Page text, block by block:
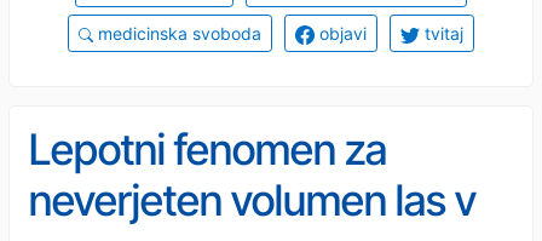
medicinska svoboda objavi tvitaj
Lepotni fenomen za
neverjeten volumen las v